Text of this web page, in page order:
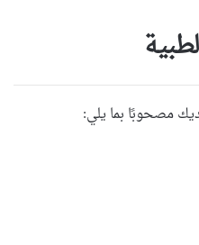
مصحوبًا بما يلي: